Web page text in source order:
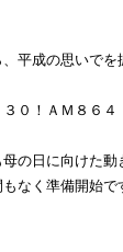
平成の思いでを
０！ＡＭ８６４
の日に向けた動
なく準備開始で